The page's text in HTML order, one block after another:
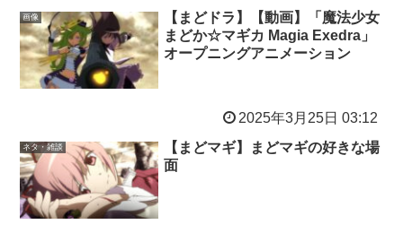
画像
【まどドラ】【動画】「魔法少女
まどか☆マギカ Magia Exedra」
オープニングアニメーション
2025年3月25日 03:12
ネタ・雑談
【まどマギ】まどマギの好きな場
面